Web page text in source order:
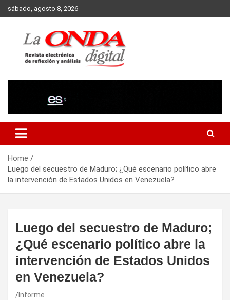
Skip
to
sábado, agosto 8, 2026
Home
Luego del secuestro de Maduro; ¿Qué escenario político abre
la intervención de Estados Unidos en Venezuela?
Luego del secuestro de Maduro;
¿Qué escenario político abre la
intervención de Estados Unidos
en Venezuela?
Informe